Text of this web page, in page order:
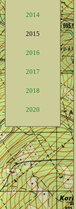
2014
2015
2016
2017
2018
2020